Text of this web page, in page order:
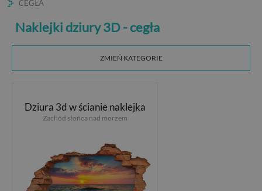
CEGŁA
Naklejki dziury 3D - cegła
ZMIEŃ KATEGORIE
Dziura 3d w ścianie naklejka
Zachód słońca nad morzem